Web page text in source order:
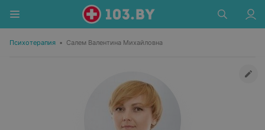
Психотерапия • Салем Валентина Михайловна